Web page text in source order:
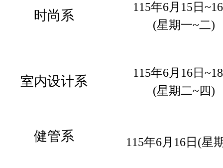
时尚系
115年6月15日
(星期一~二)
室内设计系
115年6月16日
(星期二~四)
健管系 115年6月16日(星